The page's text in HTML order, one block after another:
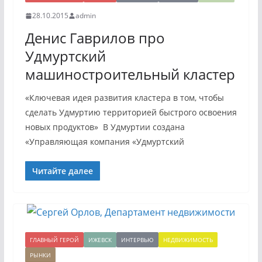
28.10.2015 admin
Денис Гаврилов про
Удмуртский
машиностроительный кластер
«Ключевая идея развития кластера в том, чтобы
сделать Удмуртию территорией быстрого освоения
новых продуктов» В Удмуртии создана
«Управляющая компания «Удмуртский
Читайте далее
ГЛАВНЫЙ ГЕРОЙ ИЖЕВСК ИНТЕРВЬЮ
НЕДВИЖИМОСТЬ
РЫНКИ